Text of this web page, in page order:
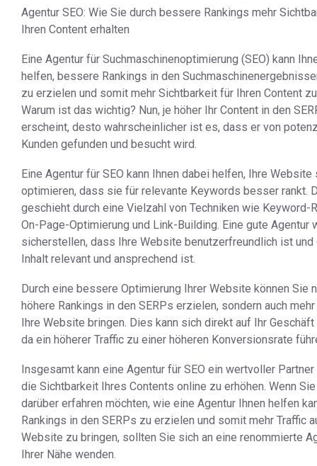
Agentur SEO: Wie Sie durch bessere Rankings mehr
Ihren Content erhalten
Eine Agentur für Suchmaschinenoptimierung (SEO) kann
helfen, bessere Rankings in den
zu erzielen und somit mehr Sichtbarkeit für Ihren Content
Warum ist das wichtig? Nun, je höher Ihr Content in den
erscheint, desto wahrscheinlicher ist es, dass er von
Kunden gefunden und besucht wird.
Eine Agentur für SEO kann Ihnen dabei helfen, Ihre Website
optimieren, dass sie für relevante Keywords besser rankt.
geschieht durch eine Vielzahl von Techniken wie Keyword-
On-Page-Optimierung und Link-Building. Eine gute Agentur
sicherstellen, dass Ihre Website benutzerfreundlich ist und
Inhalt relevant und ansprechend ist.
Durch eine bessere Optimierung Ihrer Website können Sie
höhere Rankings in den SERPs erzielen, sondern auch
Ihre Website bringen. Dies kann sich direkt auf Ihr Geschäft
da ein höherer Traffic zu einer höheren Konversionsrate
Insgesamt kann eine Agentur für SEO ein wertvoller Partner
die Sichtbarkeit Ihres Contents online zu erhöhen. Wenn
darüber erfahren möchten, wie eine Agentur Ihnen helfen
Rankings in den SERPs zu erzielen und somit mehr Traffic
Website zu bringen, sollten Sie sich an eine renommierte
Ihrer Nähe wenden.